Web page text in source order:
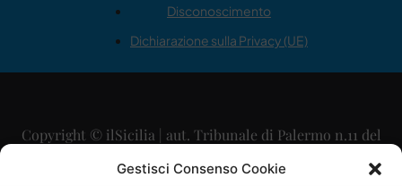
Gestisci Consenso Cookie
Disconoscimento
Dichiarazione sulla Privacy (UE)
Copyright © ilSicilia | aut. Tribunale di Palermo n.11 del
29/09/2015